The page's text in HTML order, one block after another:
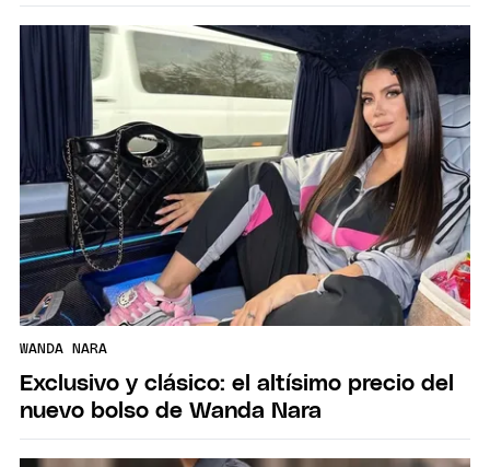
WANDA NARA
Exclusivo y clásico: el altísimo precio del
nuevo bolso de Wanda Nara